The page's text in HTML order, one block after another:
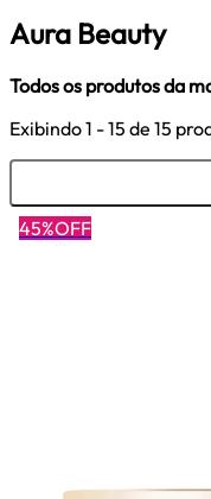
Aura Beauty
Todos os produtos da
Exibindo1 - 15 de 15
45%OFF